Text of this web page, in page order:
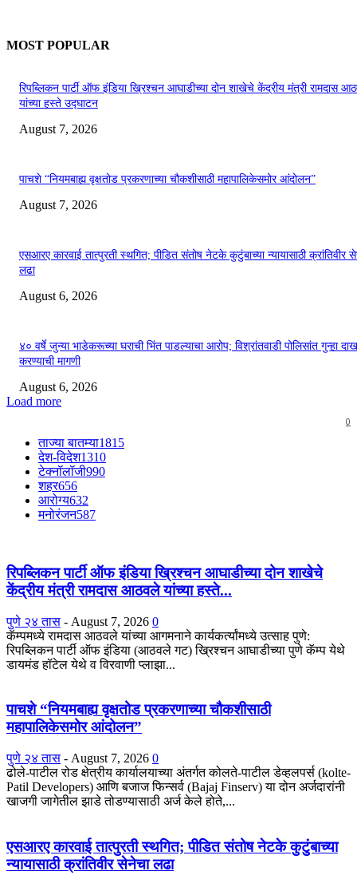
MOST POPULAR
रिपब्लिकन पार्टी ऑफ इंडिया ख्रिश्चन आघाडीच्या दोन शाखेचे केंद्रीय मंत्री रामदास
यांच्या हस्ते उद्घाटन
August 7, 2026
पाचशे “नियमबाह्य वृक्षतोड प्रकरणाच्या चौकशीसाठी महापालिकेसमोर आंदोलन”
August 7, 2026
एसआरए कारवाई तात्पुरती स्थगित; पीडित संतोष नेटके कुटुंबाच्या न्यायासाठी क्रांतिवीर
लढा
August 6, 2026
४० वर्षे जुन्या भाडेकरूच्या घराची भिंत पाडल्याचा आरोप; विश्रांतवाडी पोलिसांत गुन्हा
करण्याची मागणी
August 6, 2026
Load more
0
ताज्या बातम्या1815
देश-विदेश1310
टेक्नॉलॉजी990
शहर656
आरोग्य632
मनोरंजन587
रिपब्लिकन पार्टी ऑफ इंडिया ख्रिश्चन आघाडीच्या दोन शाखेचे
केंद्रीय मंत्री रामदास आठवले यांच्या हस्ते...
पुणे २४ तास - August 7, 2026 0
कॅम्पमध्ये रामदास आठवले यांच्या आगमनाने कार्यकर्त्यांमध्ये उत्साह पुणे:
रिपब्लिकन पार्टी ऑफ इंडिया (आठवले गट) ख्रिश्चन आघाडीच्या पुणे कॅम्प येथे
डायमंड हॉटेल येथे व विरवाणी प्लाझा...
पाचशे “नियमबाह्य वृक्षतोड प्रकरणाच्या चौकशीसाठी
महापालिकेसमोर आंदोलन”
पुणे २४ तास - August 7, 2026 0
ढोले-पाटील रोड क्षेत्रीय कार्यालयाच्या अंतर्गत कोलते-पाटील डेव्हलपर्स (kolte-
Patil Developers) आणि बजाज फिन्सर्व (Bajaj Finserv) या दोन अर्जदारांनी
खाजगी जागेतील झाडे तोडण्यासाठी अर्ज केले होते,...
एसआरए कारवाई तात्पुरती स्थगित; पीडित संतोष नेटके कुटुंबाच्या
न्यायासाठी क्रांतिवीर सेनेचा लढा